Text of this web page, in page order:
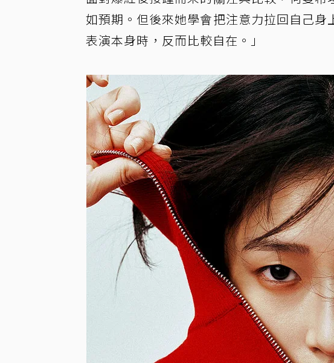
如預期。但後來她學會把注意力拉回自己
表演本身時，反而比較自在。」